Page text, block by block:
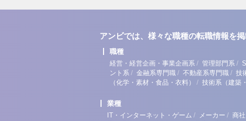
アンビでは、様々な職種の転職情報を掲
職種
経営・経営企画・事業企画系 / 管理部門系 /
ント系 / 金融系専門職 / 不動産系専門職 / 技
（化学・素材・食品・衣料）
/ 技術系（建築
業種
IT・インターネット・ゲーム / メーカー / 商社